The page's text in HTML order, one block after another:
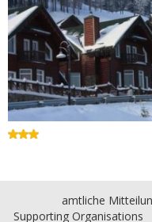
amtliche
Supporting Organisations